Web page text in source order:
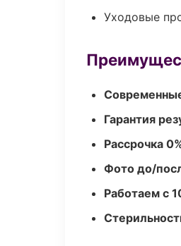
Уходовые
Гарантия
Рассрочка
Фото до/
Работаем с